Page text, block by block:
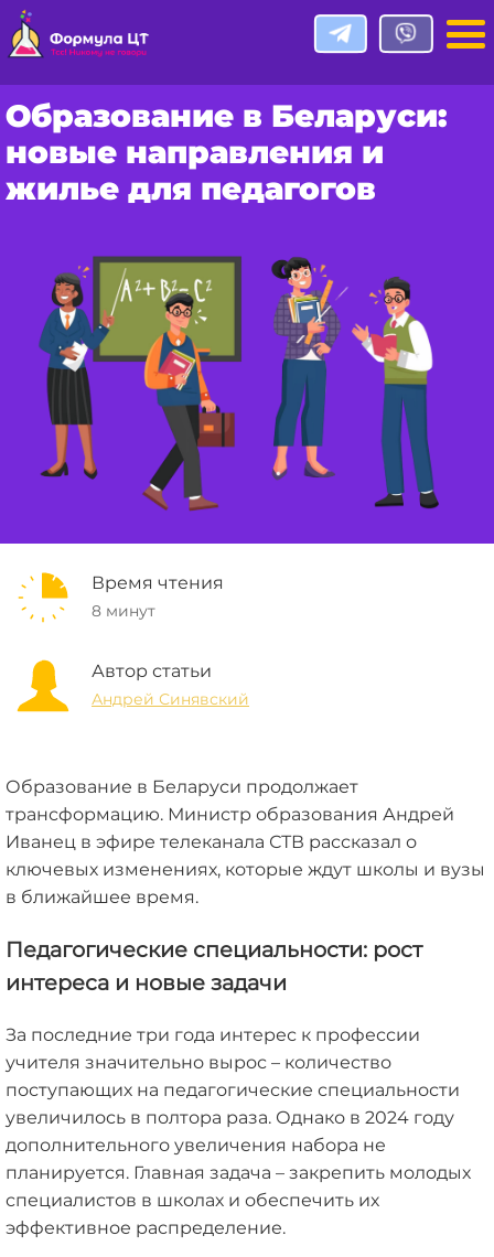
Образование в Беларуси:
новые направления и
жилье для педагогов
Время чтения
8 минут
Автор статьи
Андрей Синявский
Образование в Беларуси продолжает
трансформацию. Министр образования Андрей
Иванец в эфире телеканала СТВ рассказал о
ключевых изменениях, которые ждут школы и вузы
в ближайшее время.
Педагогические специальности: рост
интереса и новые задачи
За последние три года интерес к профессии
учителя значительно вырос – количество
поступающих на педагогические специальности
увеличилось в полтора раза. Однако в 2024 году
дополнительного увеличения набора не
планируется. Главная задача – закрепить молодых
специалистов в школах и обеспечить их
эффективное распределение.